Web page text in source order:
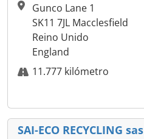
Gunco Lane 1
SK11 7JL Macclesfield
Reino Unido
England
11.777 kilómetro
SAI-ECO RECYCLING sas